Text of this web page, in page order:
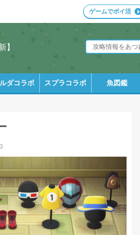
ゲームでポイ活
】
ダコラボ スプラコラボ 魚図鑑